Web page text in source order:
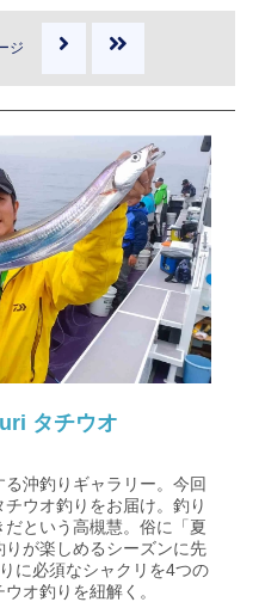
ジ
タチウオ
沖釣りギャラリー。今回
ウオ釣りをお届け。釣り
という高槻慧。俗に「夏
が楽しめるシーズンに先
に必須なシャクリを4つの
オ釣りを紐解く。